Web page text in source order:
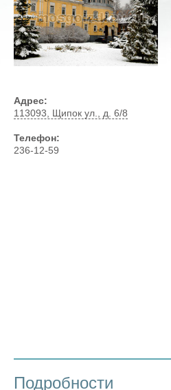
Адрес:
113093, Щипок ул., д. 6/8
Телефон:
236-12-59
Подробности